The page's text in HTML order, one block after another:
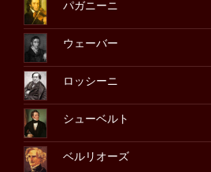
パガニーニ
ウェーバー
ロッシーニ
シューベルト
ベルリオーズ